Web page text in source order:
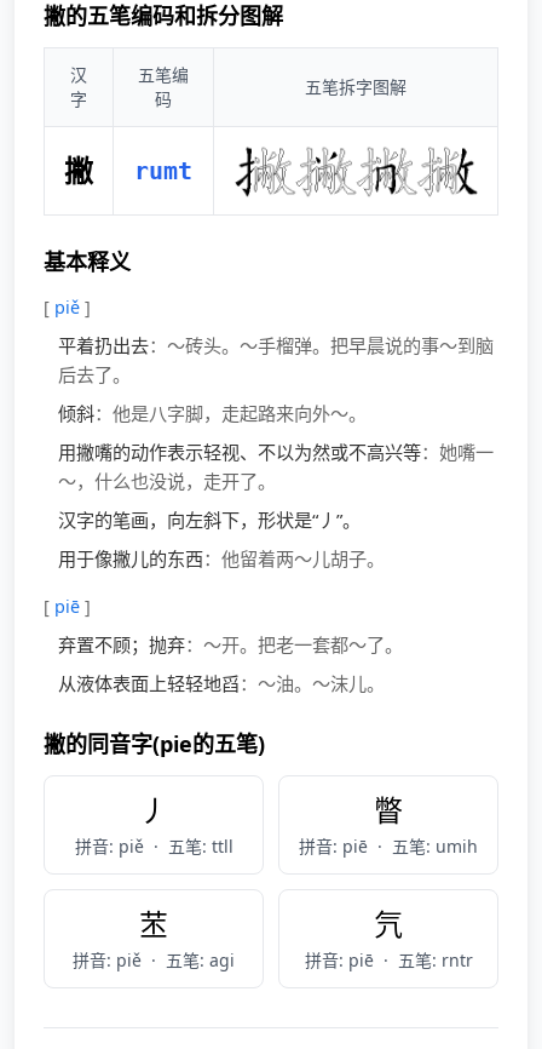
撇的五笔编码和拆分图解
汉
字
五笔编
码
五笔拆字图解
撇 rumt
基本释义
[ piě ]
平着扔出去：～砖头。～手榴弹。把早晨说的事～到脑
后去了。
倾斜：他是八字脚，走起路来向外～。
用撇嘴的动作表示轻视、不以为然或不高兴等：她嘴一
～，什么也没说，走开了。
汉字的笔画，向左斜下，形状是“丿”。
用于像撇儿的东西：他留着两～儿胡子。
[ piē ]
弃置不顾；抛弃：～开。把老一套都～了。
从液体表面上轻轻地舀：～油。～沫儿。
撇的同音字(pie的五笔)
丿
拼音: piě · 五笔: ttll
瞥
拼音: piē · 五笔: umih
苤
拼音: piě · 五笔: agi
氕
拼音: piē · 五笔: rntr